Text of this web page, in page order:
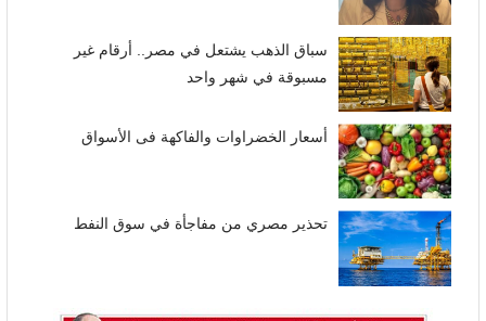
سباق الذهب يشتعل في مصر.. أرقام غير
مسبوقة في شهر واحد
أسعار الخضراوات والفاكهة فى الأسواق
تحذير مصري من مفاجأة في سوق النفط